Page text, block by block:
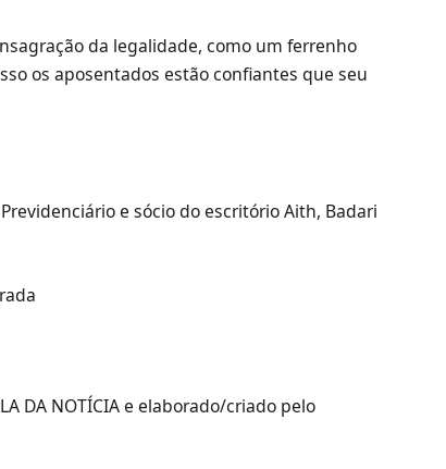
da legalidade, como um ferrenho
os aposentados estão confiantes que seu
e sócio do escritório Aith, Badari
DA NOTÍCIA e elaborado/criado pelo